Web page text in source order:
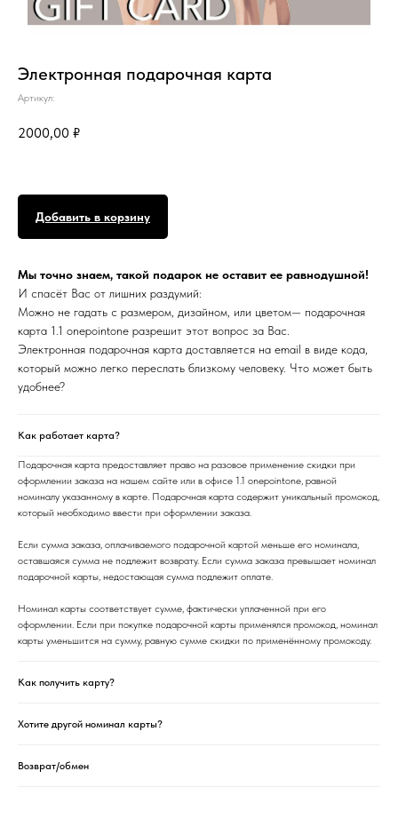
Электронная подарочная карта
Артикул:
2000,00 ₽
Добавить в корзину
Мы точно знаем, такой подарок не оставит ее равнодушной!
И спасёт Вас от лишних раздумий:
Можно не гадать с размером, дизайном, или цветом— подарочная
карта 1.1 onepointone разрешит этот вопрос за Вас.
Электронная подарочная карта доставляется на email в виде кода,
который можно легко переслать близкому человеку. Что может быть
удобнее?
Как работает карта?
Подарочная карта предоставляет право на разовое применение скидки при
оформлении заказа на нашем сайте или в офисе 1.1 onepointone, равной
номиналу указанному в карте. Подарочная карта содержит уникальный промокод,
который необходимо ввести при оформлении заказа.
Если сумма заказа, оплачиваемого подарочной картой меньше его номинала,
оставшаяся сумма не подлежит возврату. Если сумма заказа превышает номинал
подарочной карты, недостающая сумма подлежит оплате.
Номинал карты соответствует сумме, фактически уплаченной при его
оформлении. Если при покупке подарочной карты применялся промокод, номинал
карты уменьшится на сумму, равную сумме скидки по применённому промокоду.
Как получить карту?
Хотите другой номинал карты?
Возврат/обмен